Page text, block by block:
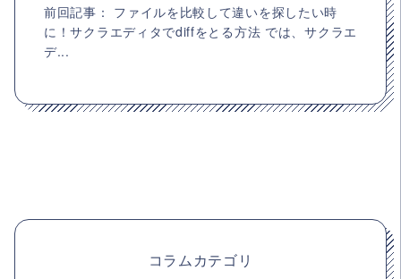
前回記事： ファイルを比較して違いを探したい時
に！サクラエディタでdiffをとる方法 では、サクラエ
デ...
コラムカテゴリ